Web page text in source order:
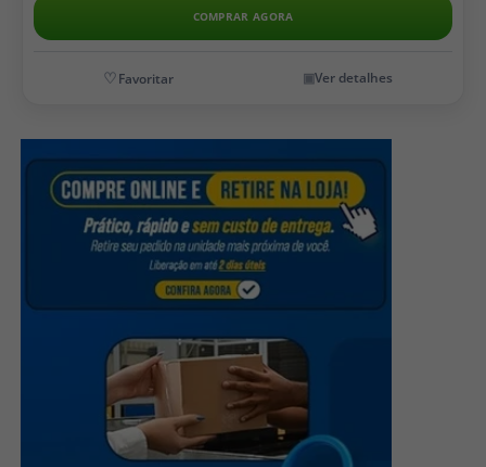
COMPRAR AGORA
Ver detalhes